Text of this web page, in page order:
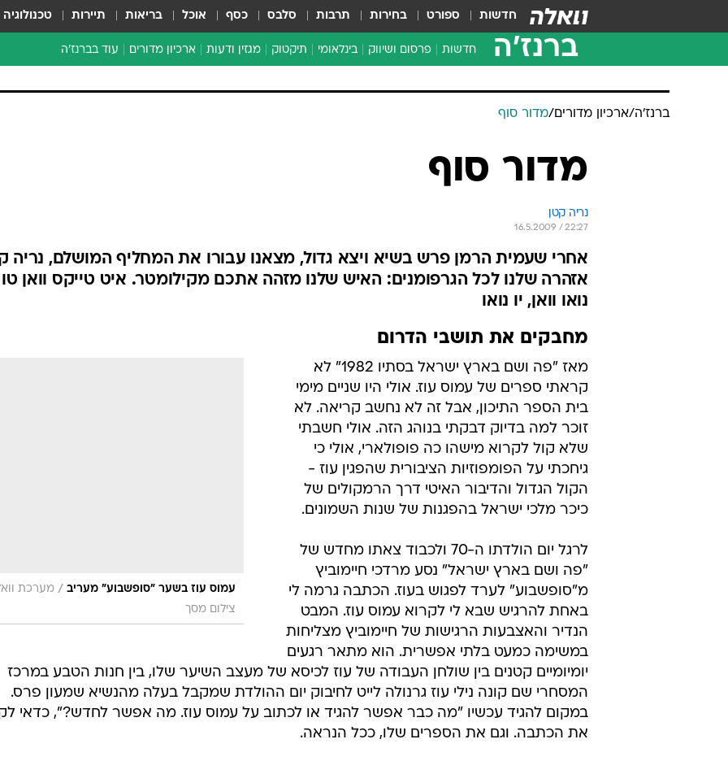
חדשות ספורט בחירות תרבות סלבס כסף אוכל בריאות תיירות טכנולוגיה
ברנז'ה חדשות פרסום ושיווק בינלאומי תיקטוק מגזין ודעות ארכיון מדורים עוד בברנז'ה
ברנז'ה/ארכיון מדורים/מדור סוף
מדור סוף
נריה קטן
16.5.2009 / 22:27
אחרי שעמית הרמן פרש בשיא ויצא גדול, מצאנו עבורו את המחליף המושלם, נריה
אזהרה שלנו לכל הגרפומנים: האיש שלנו מזהה אתכם מקילומטר. איט טייקס וואן טו
נואו וואן, יו נואו
מחבקים את תושבי הדרום
עמוס עוז בשער "סופשבוע" מעריב / מערכת
צילום מסך
מאז "פה ושם בארץ ישראל בסתיו 1982" לא
קראתי ספרים של עמוס עוז. אולי היו שניים מימי
בית הספר התיכון, אבל זה לא נחשב קריאה. לא
זוכר למה בדיוק דבקתי בנוהג הזה. אולי חשבתי
שלא קול לקרוא מישהו כה פופולארי, אולי כי
גיחכתי על הפומפוזיות הציבורית שהפגין עוז -
הקול הגדול והדיבור האיטי דרך הרמקולים של
כיכר מלכי ישראל בהפגנות של שנות השמונים.
לרגל יום הולדתו ה-70 ולכבוד צאתו מחדש של
"פה ושם בארץ ישראל" נסע מרדכי חיימוביץ
מ"סופשבוע" לערד לפגוש בעוז. הכתבה גרמה לי
באחת להרגיש שבא לי לקרוא עמוס עוז. המבט
הנדיר והאצבעות הרגישות של חיימוביץ מצליחות
במשימה כמעט בלתי אפשרית. הוא מתאר רגעים
יומיומיים קטנים בין שולחן העבודה של עוז לכיסא של מעצב השיער שלו, בין חנות הטבע במרכז
המסחרי שם קונה נילי עוז גרנולה לייט לחיבוק יום ההולדת שמקבל בעלה מהנשיא שמעון פרס.
במקום להגיד עכשיו "מה כבר אפשר להגיד או לכתוב על עמוס עוז. מה אפשר לחדש?", כדאי
את הכתבה. וגם את הספרים שלו, ככל הנראה.